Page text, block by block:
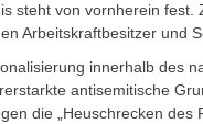
steht von vornherein
Arbeitskraftbesitzer und
innerhalb des
antisemitische
die „Heuschrecken